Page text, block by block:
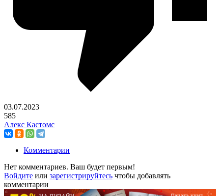
03.07.2023
585
Алекс Кастомс
Комментарии
Нет комментариев. Ваш будет первым!
Войдите или зарегистрируйтесь чтобы добавлять
комментарии